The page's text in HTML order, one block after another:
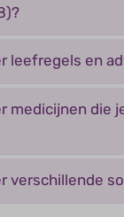
leefregels en
medicijnen die
verschillende